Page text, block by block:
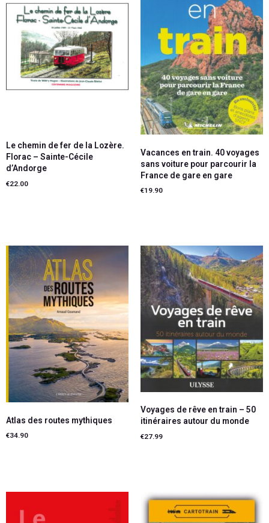
Le chemin de fer de la Lozère.
Florac – Sainte-Cécile
d’Andorge
€22.00
Vacances en train. 40 voyages
sans voiture pour parcourir la
France de gare en gare
€19.90
Atlas des routes mythiques
€34.90
Voyages de rêve en train – 50
itinéraires autour du monde
€27.99